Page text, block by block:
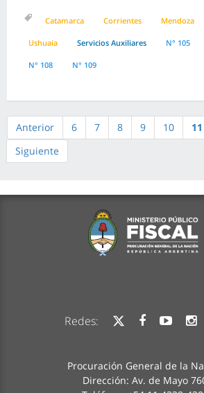
Catamarca Corrientes Mendoza
Ushuaia Servicios Auxiliares N° 105
N° 108 N° 109
Anterior 6 7 8 9 10 11
Siguiente
Redes:
Procuración General de la
Dirección: Av. de Mayo